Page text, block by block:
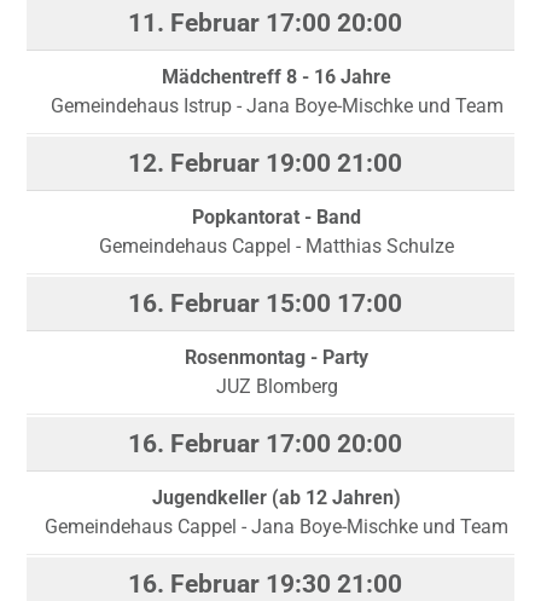
11. Februar17:00 20:00
Mädchentreff 8 - 16 Jahre
Gemeindehaus Istrup - Jana Boye-Mischke und Team
12. Februar19:00 21:00
Popkantorat - Band
Gemeindehaus Cappel - Matthias Schulze
16. Februar15:00 17:00
Rosenmontag - Party
JUZ Blomberg
16. Februar17:00 20:00
Jugendkeller (ab 12 Jahren)
Gemeindehaus Cappel - Jana Boye-Mischke und Team
16. Februar19:30 21:00